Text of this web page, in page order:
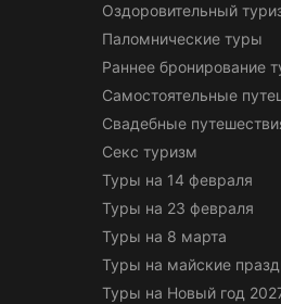
Оздоровительный
Паломнические туры
Раннее бронирование
Самостоятельные
Свадебные
Секс туризм
Туры на 14 февраля
Туры на 23 февраля
Туры на 8 марта
Туры на майские
Туры на Новый год